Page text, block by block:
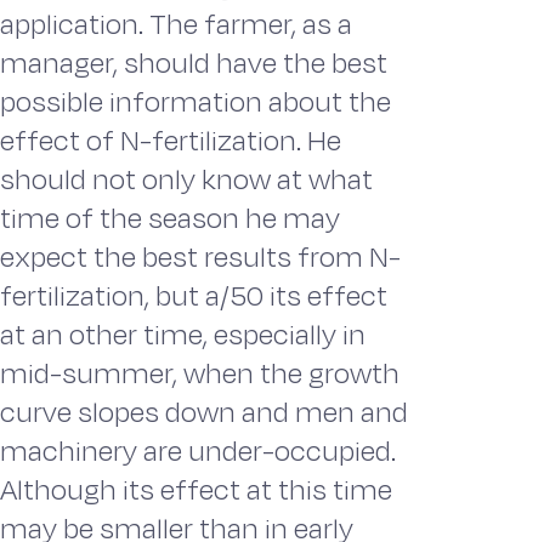
application. The farmer, as a
manager, should have the best
possible information about the
effect of N-fertilization. He
should not only know at what
time of the season he may
expect the best results from N-
fertilization, but a/50 its effect
at an other time, especially in
mid-summer, when the growth
curve slopes down and men and
machinery are under-occupied.
Although its effect at this time
may be smaller than in early